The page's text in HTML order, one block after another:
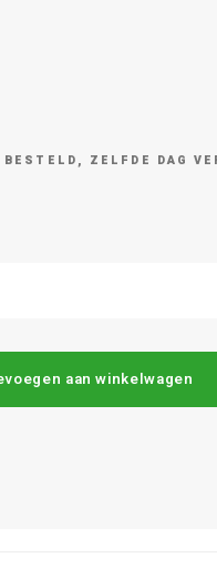
ZELFDE DAG
aan winkelwagen